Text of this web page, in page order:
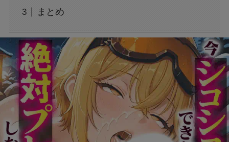
【迷惑メール】dodaからのSMSは詐欺？原因
と対処法は？
【Switch2】抽選結果が表示されない？原因と
対策は？
「+295356510110からの着信に要注意！詐欺電
まとめ